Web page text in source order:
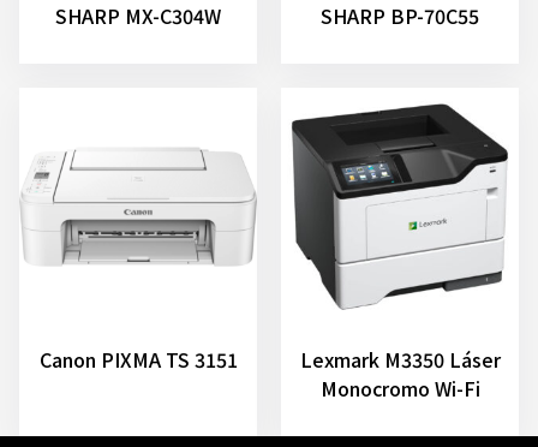
SHARP MX-C304W SHARP BP-70C55
Canon PIXMA TS 3151
Lexmark M3350 Láser
Monocromo Wi-Fi